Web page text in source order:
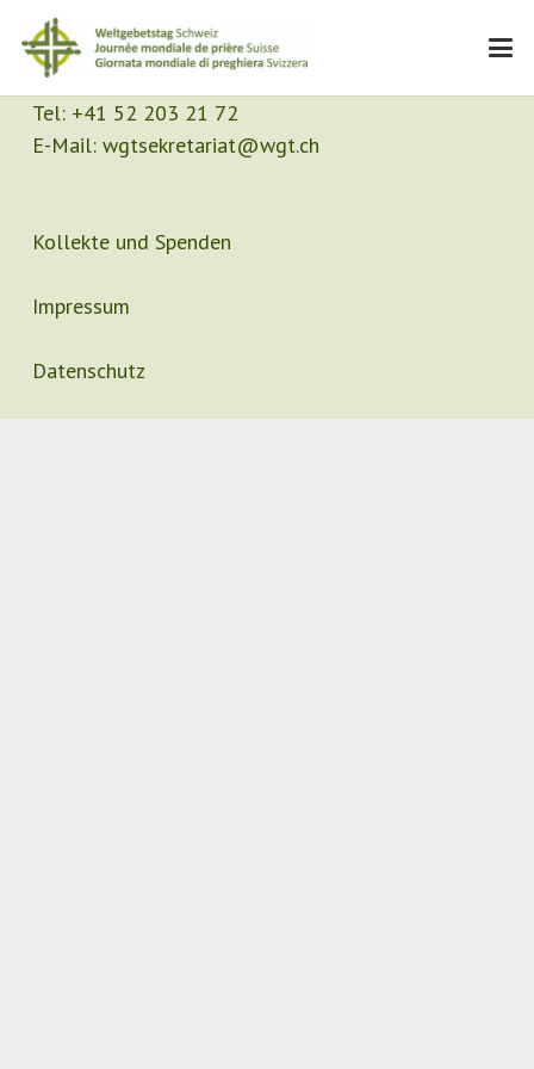
Kontakt
Sekretariat
Tel: +41 52 203 21 72
E-Mail: wgtsekretariat@wgt.ch
Kollekte und Spenden
Impressum
Datenschutz